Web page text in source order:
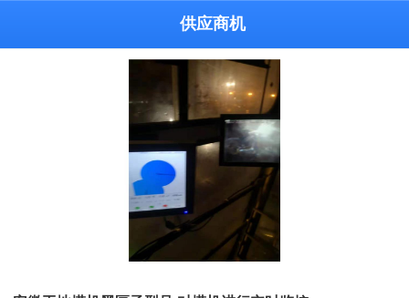
供应商机